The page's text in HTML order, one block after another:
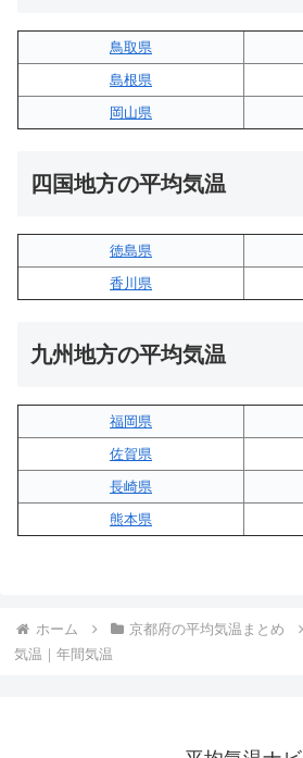
鳥取県
島根県
岡山県
四国地方の平均気温
徳島県
香川県
九州地方の平均気温
福岡県
佐賀県
長崎県
熊本県
ホーム 京都府の平均気温まとめ
気温｜年間気温